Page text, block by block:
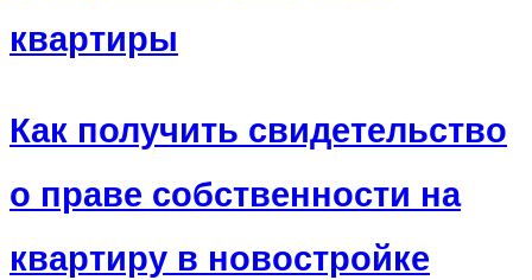
квартиры
Как получить свидетельство
о праве собственности на
квартиру в новостройке